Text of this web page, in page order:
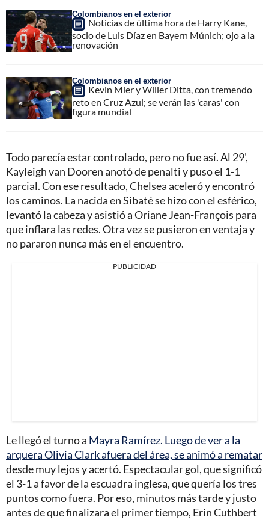
Colombianos en el exterior
Noticias de última hora de Harry Kane,
socio de Luis Díaz en Bayern Múnich; ojo a la
renovación
Colombianos en el exterior
Kevin Mier y Willer Ditta, con tremendo
reto en Cruz Azul; se verán las 'caras' con
figura mundial
Todo parecía estar controlado, pero no fue así. Al 29',
Kayleigh van Dooren anotó de penalti y puso el 1-1
parcial. Con ese resultado, Chelsea aceleró y encontró
los caminos. La nacida en Sibaté se hizo con el esférico,
levantó la cabeza y asistió a Oriane Jean-François para
que inflara las redes. Otra vez se pusieron en ventaja y
no pararon nunca más en el encuentro.
PUBLICIDAD
Le llegó el turno a Mayra Ramírez. Luego de ver a la
arquera Olivia Clark afuera del área, se animó a rematar
desde muy lejos y acertó. Espectacular gol, que significó
el 3-1 a favor de la escuadra inglesa, que quería los tres
puntos como fuera. Por eso, minutos más tarde y justo
antes de que finalizara el primer tiempo, Erin Cuthbert